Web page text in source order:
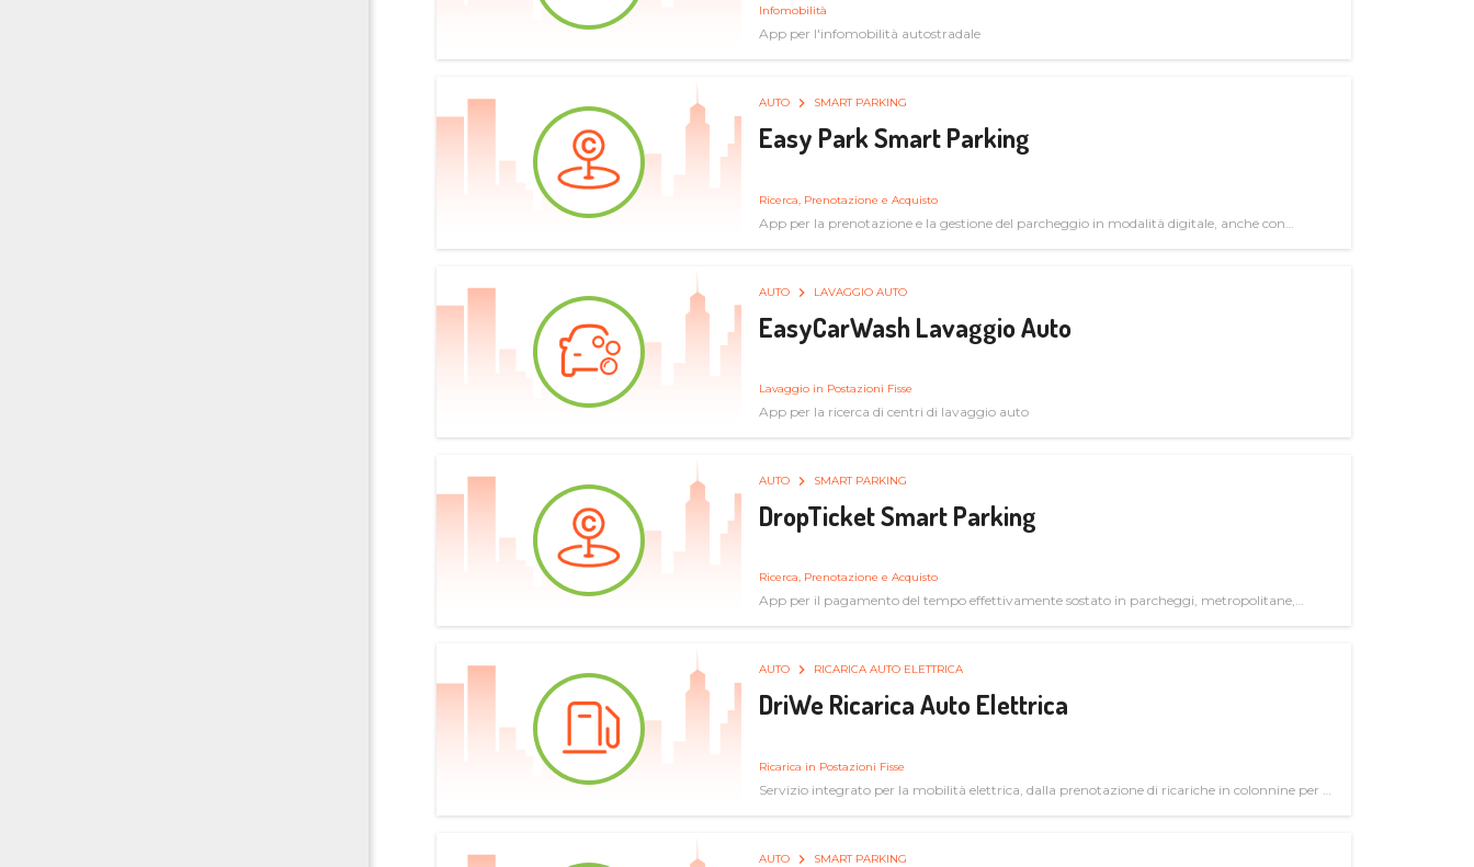
Infomobilità
App per l'infomobilità autostradale
AUTO SMART PARKING
Easy Park Smart Parking
Ricerca, Prenotazione e Acquisto
App per la prenotazione e la gestione del parcheggio in modalità digitale, anche con
AUTO LAVAGGIO AUTO
EasyCarWash Lavaggio Auto
Lavaggio in Postazioni Fisse
App per la ricerca di centri di lavaggio auto
AUTO SMART PARKING
DropTicket Smart Parking
Ricerca, Prenotazione e Acquisto
App per il pagamento del tempo effettivamente sostato in parcheggi, metropolitane,
AUTO RICARICA AUTO ELETTRICA
DriWe Ricarica Auto Elettrica
Ricarica in Postazioni Fisse
Servizio integrato per la mobilità elettrica, dalla prenotazione di ricariche in colonnine per il
AUTO SMART PARKING